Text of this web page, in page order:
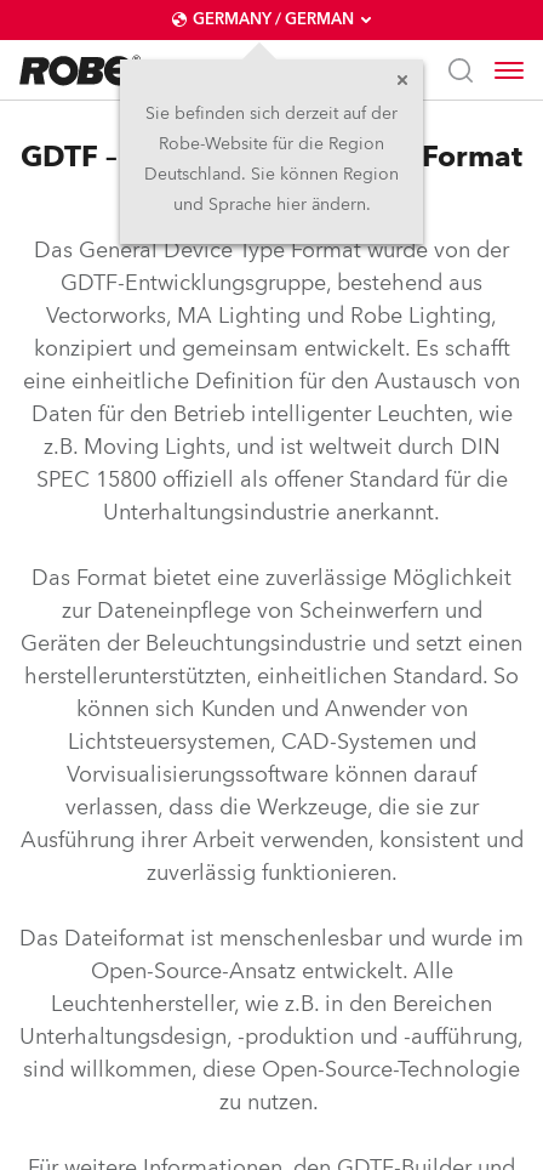
GERMANY / GERMAN
Sie befinden sich derzeit auf der
Robe-Website für die Region
Deutschland. Sie können Region
und Sprache hier ändern.
GDTF – General Device Type Format
Das General Device Type Format wurde von der
GDTF-Entwicklungsgruppe, bestehend aus
Vectorworks, MA Lighting und Robe Lighting,
konzipiert und gemeinsam entwickelt. Es schafft
eine einheitliche Definition für den Austausch von
Daten für den Betrieb intelligenter Leuchten, wie
z.B. Moving Lights, und ist weltweit durch DIN
SPEC 15800 offiziell als offener Standard für die
Unterhaltungsindustrie anerkannt.
Das Format bietet eine zuverlässige Möglichkeit
zur Dateneinpflege von Scheinwerfern und
Geräten der Beleuchtungsindustrie und setzt einen
herstellerunterstützten, einheitlichen Standard. So
können sich Kunden und Anwender von
Lichtsteuersystemen, CAD-Systemen und
Vorvisualisierungssoftware können darauf
verlassen, dass die Werkzeuge, die sie zur
Ausführung ihrer Arbeit verwenden, konsistent und
zuverlässig funktionieren.
Das Dateiformat ist menschenlesbar und wurde im
Open-Source-Ansatz entwickelt. Alle
Leuchtenhersteller, wie z.B. in den Bereichen
Unterhaltungsdesign, -produktion und -aufführung,
sind willkommen, diese Open-Source-Technologie
zu nutzen.